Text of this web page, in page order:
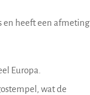
en heeft een afmeting
Europa.
wat de